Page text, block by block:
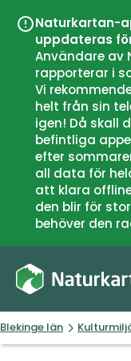
Naturkartan-
uppdateras
Användare av
rapporterar i
Vi
helt från sin
igen! Då skall
befintliga
efter
all data för
att klara
den blir för
behöver den
Blekinge län